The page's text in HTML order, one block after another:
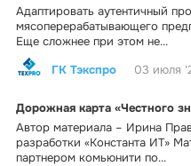
Адаптировать аутентичный
мясоперерабатывающего
Еще сложнее при этом не...
ГК Тэкспро
03 июля
Дорожная карта «Честного
Автор материала – Ирина
разработки «Константа ИТ»
партнером комьюнити по...